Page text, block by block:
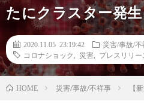
たにクラスター発生
2020.11.05 23:19:42
災害/事故/不
コロナショック
災害 プレスリリー
HOME 災害/事故/不祥事 【